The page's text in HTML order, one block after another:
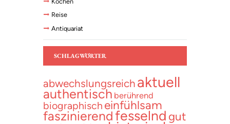
Reise
Antiquariat
SCHLAGWÖRTER
abwechslungsreich aktuell
authentisch berührend
biographisch einfühlsam
faszinierendfesselnd gut